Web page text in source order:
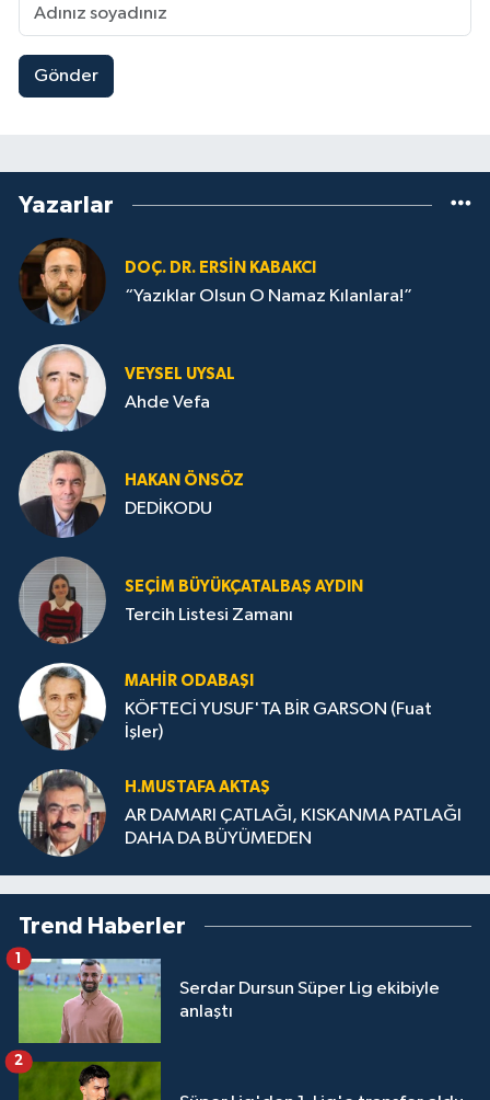
Gönder
Yazarlar
DOÇ. DR. ERSIN KABAKCI
“Yazıklar Olsun O Namaz Kılanlara!”
VEYSEL UYSAL
Ahde Vefa
HA­KAN ÖN­SÖZ
DEDİKODU
SEÇIM BÜYÜKÇATALBAŞ AYDIN
Tercih Listesi Zamanı
MAHIR ODABAŞI
KÖFTECİ YUSUF'TA BİR GARSON (Fuat
İşler)
H.MUS­TA­FA AK­TAŞ
AR DAMARI ÇATLAĞI, KISKANMA PATLAĞI
DAHA DA BÜYÜMEDEN
Trend Haberler
Serdar Dursun Süper Lig ekibiyle
anlaştı
1
2